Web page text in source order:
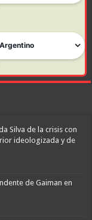
Silva de la crisis con
ideologizada y de
de Gaiman en